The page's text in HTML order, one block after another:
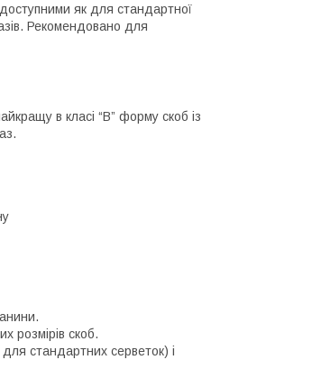
як для стандартної
Рекомендовано для
в класі “B” форму скоб із
розмірів скоб.
стандартних серветок) і